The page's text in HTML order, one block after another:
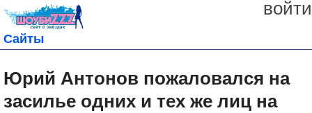
войти
Сайты
Юрий Антонов пожаловался на
засилье одних и тех же лиц на